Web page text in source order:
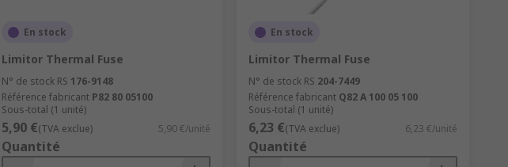
En stock
Limitor Thermal Fuse
N° de stock RS 176-9148
Référence fabricant P82 80 05100
Sous-total (1 unité)
5,90 €(TVA exclue) 5,90 €/unité
Quantité
En stock
Limitor Thermal Fuse
N° de stock RS 204-7449
Référence fabricant Q82 A 100 05 100
Sous-total (1 unité)
6,23 €(TVA exclue) 6,23 €/unité
Quantité